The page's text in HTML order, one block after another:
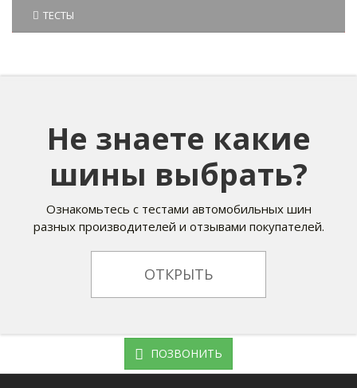
ТЕСТЫ
Не знаете какие
шины выбрать?
Ознакомьтесь с тестами автомобильных шин
разных производителей и отзывами покупателей.
ОТКРЫТЬ
ПОЗВОНИТЬ